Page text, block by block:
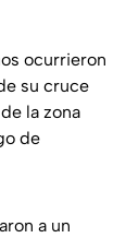
ocurrieron
su cruce
la zona
de
a un